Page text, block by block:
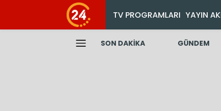
TV PROGRAMLARI YAYIN
SON DAKİKA GÜNDEM